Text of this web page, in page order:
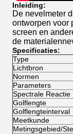
Inleiding:
De nevelmeter
ontworpen voor
screen en
de
Specificaties:
Type
Lichtbron
Normen
Parameters
Spectrale Reactie
Golflengte
Golflengteinterval
Meetkunde
Metingsgebied/